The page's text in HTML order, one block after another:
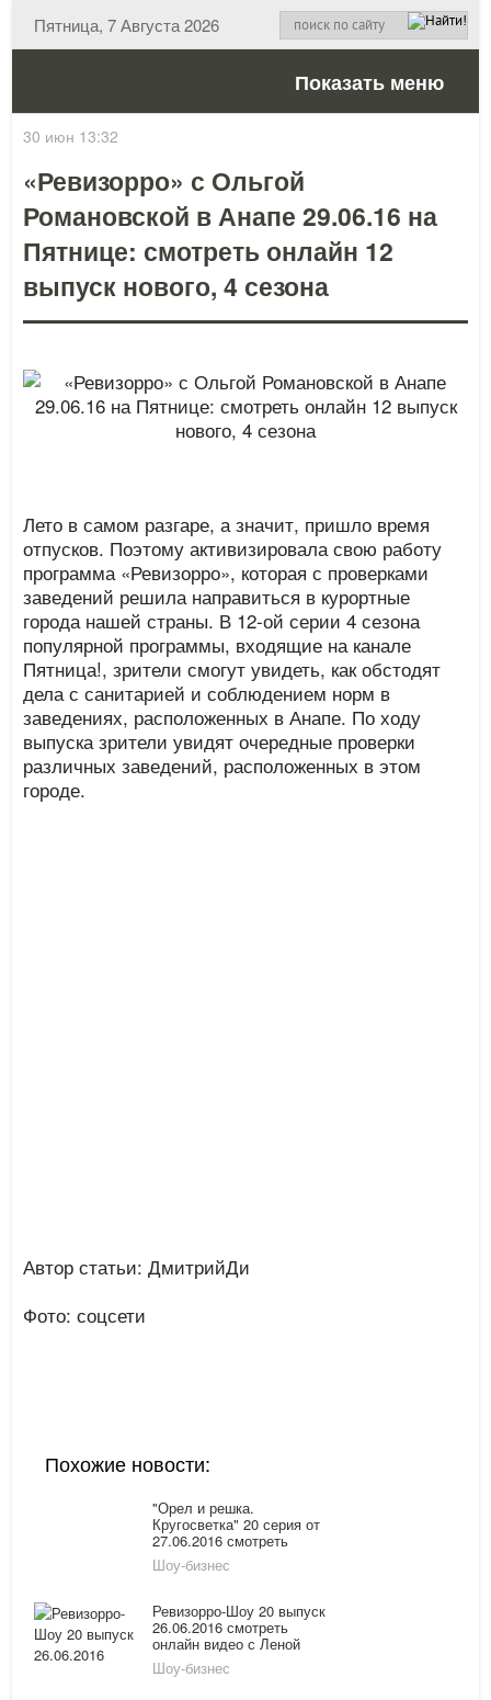
Пятница, 7 Августа 2026
Показать меню
30 июн 13:32
«Ревизорро» с Ольгой
Романовской в Анапе 29.06.16 на
Пятнице: смотреть онлайн 12
выпуск нового, 4 сезона
Лето в самом разгаре, а значит, пришло время
отпусков. Поэтому активизировала свою работу
программа «Ревизорро», которая с проверками
заведений решила направиться в курортные
города нашей страны. В 12-ой серии 4 сезона
популярной программы, входящие на канале
Пятница!, зрители смогут увидеть, как обстодят
дела с санитарией и соблюдением норм в
заведениях, расположенных в Анапе. По ходу
выпуска зрители увидят очередные проверки
различных заведений, расположенных в этом
городе.
Автор статьи: ДмитрийДи
Фото: соцсети
Похожие новости:
"Орел и решка.
Кругосветка" 20 серия от
27.06.2016 смотреть
онлайн выпуск — Япония.
Хиросима на канале
Шоу-бизнес
Ревизорро-Шоу 20 выпуск
26.06.2016 смотреть
онлайн видео с Леной
Летучей на канале
Пятница!
Шоу-бизнес